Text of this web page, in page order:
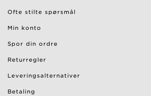
Ofte stilte spørsmål
Min konto
Spor din ordre
Returregler
Leveringsalternativer
Betaling